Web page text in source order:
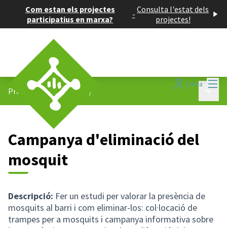
Com estan els projectes
participatius en marxa?
- Consulta l'estat dels
projectes!
Entra
Projectes participatius /
Campanya d'eliminació del
mosquit
Descripció: Fer un estudi per valorar la presència de
mosquits al barri i com eliminar-los: col·locació de
trampes per a mosquits i campanya informativa sobre